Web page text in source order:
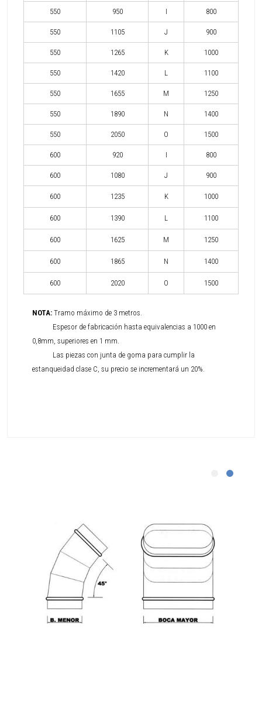
550 950 I 800
550 1105 J 900
550 1265 K 1000
550 1420 L 1100
550 1655 M 1250
550 1890 N 1400
550 2050 O 1500
600 920 I 800
600 1080 J 900
600 1235 K 1000
600 1390 L 1100
600 1625 M 1250
600 1865 N 1400
600 2020 O 1500
NOTA: Tramo máximo de 3 metros.
Espesor de fabricación hasta equivalencias a 1000 en
0,8mm, superiores en 1 mm.
Las piezas con junta de goma para cumplir la
estanqueidad clase C, su precio se incrementará un 20%.